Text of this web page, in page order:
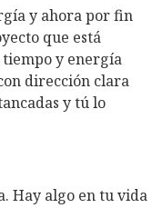
y ahora por fin
que está
tiempo y energía
dirección clara
y tú lo
Hay algo en tu vida